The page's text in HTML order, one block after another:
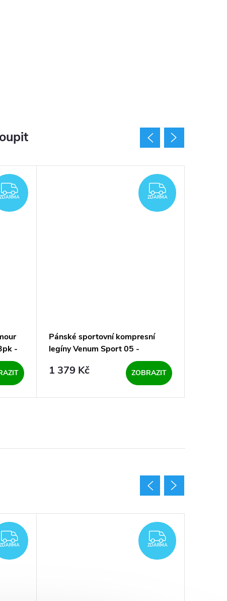
ZDARMA
ZDARMA
-
ZDARMA
ZDARMA
Pánské sportovní kompresní
legíny Venum Sport 05 -
1 379 Kč ZOBRAZIT
ZDARMA
ZDARMA
ZDARMA
ZDARMA